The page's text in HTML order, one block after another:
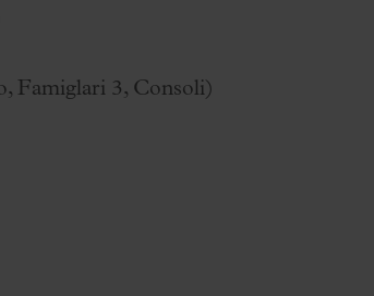
Famiglari 3, Consoli)